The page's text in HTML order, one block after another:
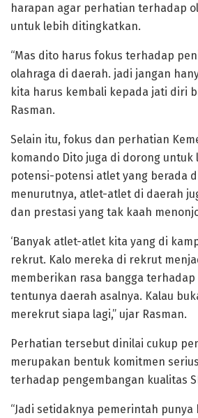
harapan agar perhatian terhadap
untuk lebih ditingkatkan.
“Mas dito harus fokus terhadap
olahraga di daerah. jadi jangan
kita harus kembali kepada jati diri
Rasman.
Selain itu, fokus dan perhatian
komando Dito juga di dorong
potensi-potensi atlet yang berada
menurutnya, atlet-atlet di daerah
dan prestasi yang tak kaah
‘Banyak atlet-atlet kita yang di
rekrut. Kalo mereka di rekrut
memberikan rasa bangga
tentunya daerah asalnya. Kalau
merekrut siapa lagi,” ujar Rasman.
Perhatian tersebut dinilai cukup
merupakan bentuk komitmen
terhadap pengembangan kualitas
“Jadi setidaknya pemerintah punya